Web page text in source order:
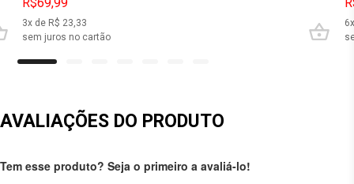
3x de R$ 23,33
sem juros no cartão
6
AVALIAÇÕES DO PRODUTO
Tem esse produto? Seja o primeiro a avaliá-lo!